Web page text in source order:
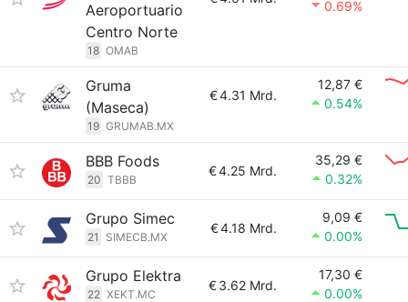
Aeroportuario
Centro Norte
18 OMAB
0.69%
Gruma
(Maseca)
19 GRUMAB.MX
€4.31 Mrd.
12,87 €
0.54%
BBB Foods
20 TBBB
€4.25 Mrd.
35,29 €
0.32%
Grupo Simec
21 SIMECB.MX
€4.18 Mrd.
9,09 €
0.00%
Grupo Elektra
22 XEKT.MC
€3.62 Mrd.
17,30 €
0.00%